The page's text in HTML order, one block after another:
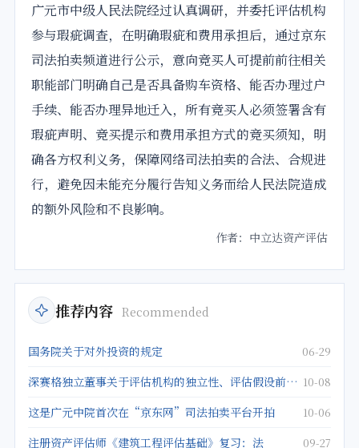
广元市中级人民法院经过认真调研，并委托评估机构
参与瑕疵调查，在明确瑕疵和费用承担后，通过京东
司法拍卖频道进行公示，意向竞买人可提前前往相关
职能部门明确自己是否具备购车资格、能否办理过户
手续、能否办理异地迁入，所有竞买人必须签署含有
瑕疵声明、竞买提示和费用承担方式的竞买须知，明
确各方权利义务，保障网络司法拍卖的合法、合规进
行，避免因未能充分履行告知义务而给人民法院造成
的额外风险和不良影响。
作者：中立达资产评估
推荐内容 Recommended
国务院关于对外投资的规定 06-29
深赛格独立董事关于评估机构的独立性、评估假设前提的合理性、评估方法与评估目的的相关性及评估定价的公允 10-08
这是广元中院首次在“京东网”司法拍卖平台开拍 10-06
注册资产评估师《建筑工程评估基础》复习：法 09-27